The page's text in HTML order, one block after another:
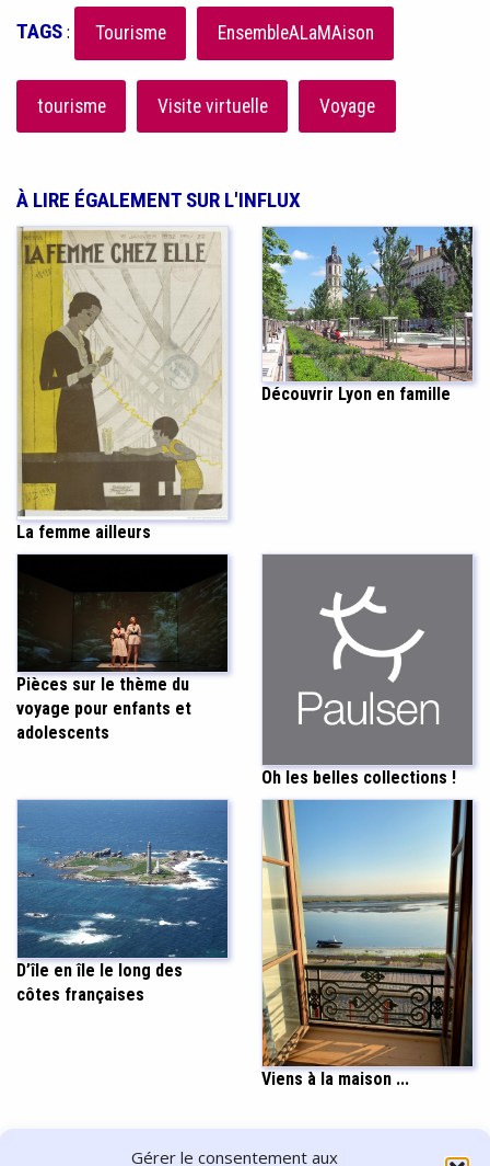
Gérer le consentement aux
TAGS: Tourisme EnsembleALaMAison
tourisme Visite virtuelle Voyage
À LIRE ÉGALEMENT SUR L'INFLUX
La femme ailleurs
Découvrir Lyon en famille
Pièces sur le thème du
voyage pour enfants et
adolescents
Oh les belles collections !
D’île en île le long des
côtes françaises
Viens à la maison ...
PARTAGER CET ARTICLE